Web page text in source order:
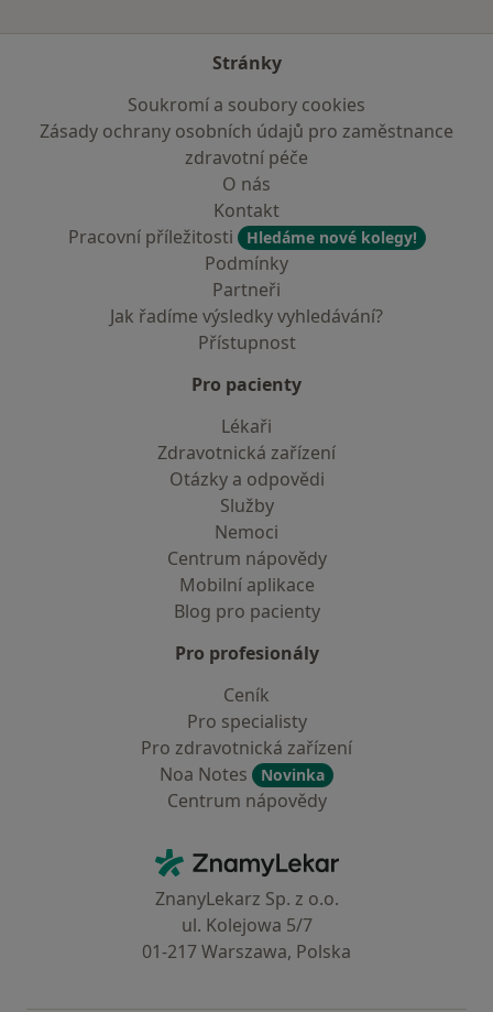
Stránky
Soukromí a soubory cookies
Zásady ochrany osobních údajů pro zaměstnance
zdravotní péče
O nás
Kontakt
Pracovní příležitosti
Hledáme nové kolegy!
Podmínky
Partneři
Jak řadíme výsledky vyhledávání?
Přístupnost
Pro pacienty
Lékaři
Zdravotnická zařízení
Otázky a odpovědi
Služby
Nemoci
Centrum nápovědy
Mobilní aplikace
Blog pro pacienty
Pro profesionály
Ceník
Pro specialisty
Pro zdravotnická zařízení
Noa Notes
Novinka
Centrum nápovědy
ZnamyLekar - Hlavní stránka
ZnanyLekarz Sp. z o.o.
ul. Kolejowa 5/7
01-217 Warszawa, Polska